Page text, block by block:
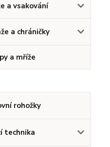
a vsakování
a chráničky
a mříže
rohožky
technika